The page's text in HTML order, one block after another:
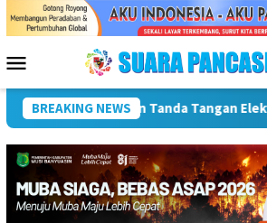
Menu
Mobile
BREAKING NEWS
Dorong UMKM Naik Kelas, Ratu Dewa